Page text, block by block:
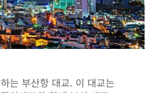
는 부산항 대교. 이 대교는